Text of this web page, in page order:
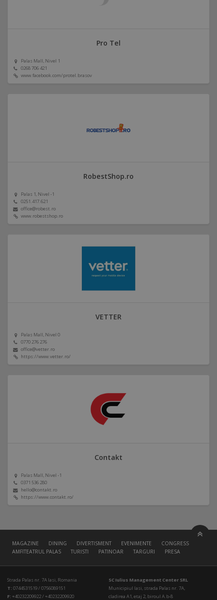
Pro Tel
Palas Mall, Nivel 1
0268 706 421
www.facebook.com/protel.brasov
RobestShop.ro
Palas 1, Nivel -1
0251.417.621
office@robest.ro
www.robestshop.ro
VETTER
Palas Mall, Nivel 0
0770 276 276
office@vetter.ro
https://www.vetter.ro/
Contakt
Palas Mall, Nivel -1
0371 536 280
hello@contakt.ro
https://www.contakt.ro/
MAGAZINE DINING DIVERTISMENT EVENIMENTE
CONGRESS HALL
AMFITEATRUL PALAS
TURISTI PATINOAR TARGURI PRESA
Strada Palas nr. 7A Iasi, Romania
T: 0744531519 / 0756089151
F: +40232209922 / +40232209920
SC Iulius Management Center SRL
Municipiul Iasi, strada Palas nr. 7A,
cladirea A1, etaj 2, biroul A.b-8